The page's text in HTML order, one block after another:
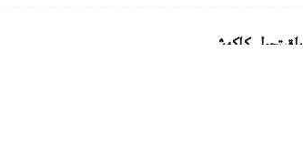
باقىتجول كاكەش